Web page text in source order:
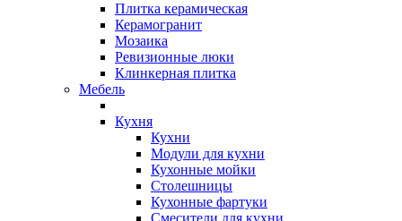
Плитка керамическая
Керамогранит
Мозаика
Ревизионные люки
Клинкерная плитка
Мебель
Кухня
Кухни
Модули для кухни
Кухонные мойки
Столешницы
Кухонные фартуки
Смесители для кухни